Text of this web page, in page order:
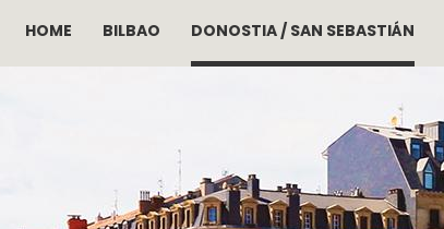
Pasar al contenido principal
HOME BILBAO DONOSTIA / SAN SEBASTIÁN